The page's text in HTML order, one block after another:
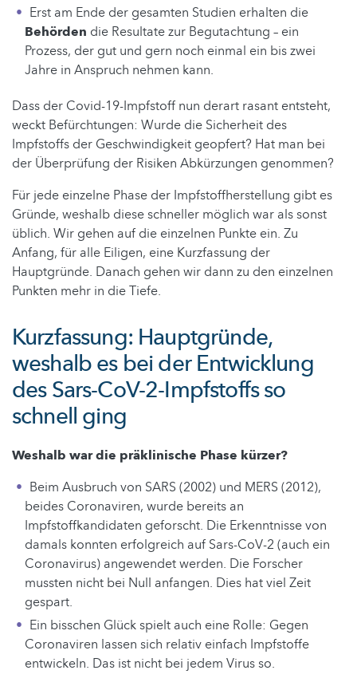
Erst am Ende der gesamten Studien erhalten die
Behörden die Resultate zur Begutachtung – ein
Prozess, der gut und gern noch einmal ein bis zwei
Jahre in Anspruch nehmen kann.
Dass der Covid-19-Impfstoff nun derart rasant entsteht,
weckt Befürchtungen: Wurde die Sicherheit des
Impfstoffs der Geschwindigkeit geopfert? Hat man bei
der Überprüfung der Risiken Abkürzungen genommen?
Für jede einzelne Phase der Impfstoffherstellung gibt es
Gründe, weshalb diese schneller möglich war als sonst
üblich. Wir gehen auf die einzelnen Punkte ein. Zu
Anfang, für alle Eiligen, eine Kurzfassung der
Hauptgründe. Danach gehen wir dann zu den einzelnen
Punkten mehr in die Tiefe.
Kurzfassung: Hauptgründe,
weshalb es bei der Entwicklung
des Sars-CoV-2-Impfstoffs so
schnell ging
Weshalb war die präklinische Phase kürzer?
Beim Ausbruch von SARS (2002) und MERS (2012),
beides Coronaviren, wurde bereits an
Impfstoffkandidaten geforscht. Die Erkenntnisse von
damals konnten erfolgreich auf Sars-CoV-2 (auch ein
Coronavirus) angewendet werden. Die Forscher
mussten nicht bei Null anfangen. Dies hat viel Zeit
gespart.
Ein bisschen Glück spielt auch eine Rolle: Gegen
Coronaviren lassen sich relativ einfach Impfstoffe
entwickeln. Das ist nicht bei jedem Virus so.